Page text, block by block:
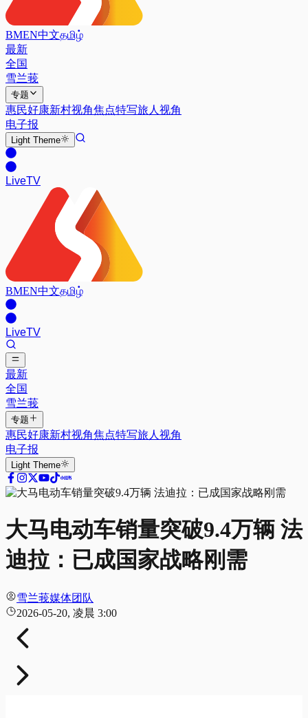
BMEN中文தமிழ்
最新
全国
雪兰莪
专题
惠民好康新村视角焦点特写旅人视角
电子报
Light Theme
LiveTV
BMEN中文தமிழ்
LiveTV
最新
全国
雪兰莪
专题
惠民好康新村视角焦点特写旅人视角
电子报
Light Theme
大马电动车销量突破9.4万辆 法
迪拉：已成国家战略刚需
雪兰莪媒体团队
2026-05-20, 凌晨 3:00